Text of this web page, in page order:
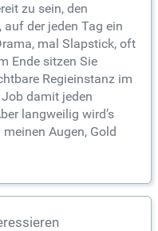
zu sein, den
der jeden Tag ein
mal Slapstick, oft
Ende sitzen Sie
Regieinstanz im
Job damit jeden
langweilig wird’s
Augen, Gold